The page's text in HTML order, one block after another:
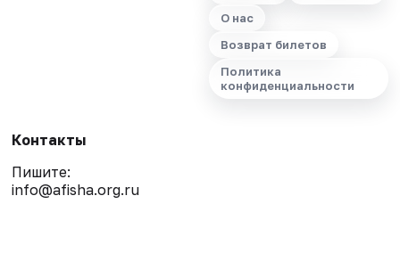
О нас
Возврат билетов
Политика
конфиденциальности
Контакты
Пишите:
info@afisha.org.ru